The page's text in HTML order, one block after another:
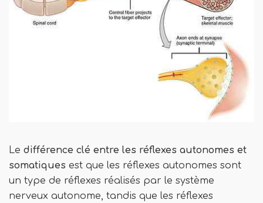
Le différence clé entre les réflexes autonomes et
somatiques est que les réflexes autonomes sont
un type de réflexes réalisés par le système
nerveux autonome, tandis que les réflexes